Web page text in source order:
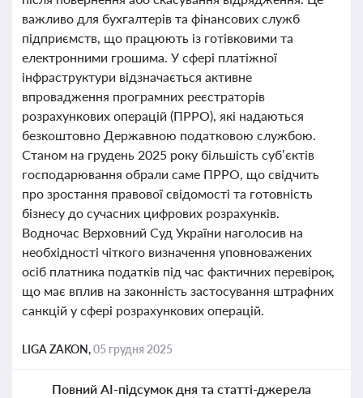
важливо для бухгалтерів та фінансових служб
підприємств, що працюють із готівковими та
електронними грошима. У сфері платіжної
інфраструктури відзначається активне
впровадження програмних реєстраторів
розрахункових операцій (ПРРО), які надаються
безкоштовно Державною податковою службою.
Станом на грудень 2025 року більшість суб’єктів
господарювання обрали саме ПРРО, що свідчить
про зростання правової свідомості та готовність
бізнесу до сучасних цифрових розрахунків.
Водночас Верховний Суд України наголосив на
необхідності чіткого визначення уповноважених
осіб платника податків під час фактичних перевірок,
що має вплив на законність застосування штрафних
санкцій у сфері розрахункових операцій.
LIGA ZAKON,05 грудня 2025
Повний AI-підсумок дня та статті-джерела